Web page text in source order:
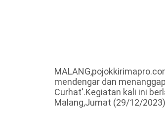
mendengar dan
Curhat'.Kegiatan kali ini
Malang,Jumat (29/12/